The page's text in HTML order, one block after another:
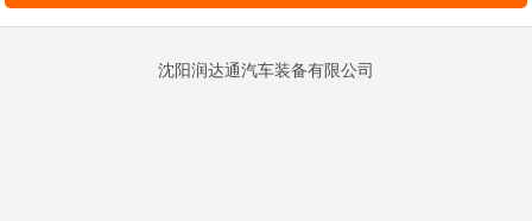
沈阳润达通汽车装备有限公司